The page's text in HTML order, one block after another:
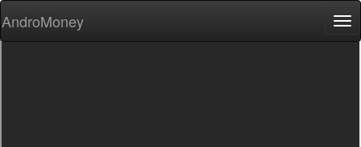
AndroMoney